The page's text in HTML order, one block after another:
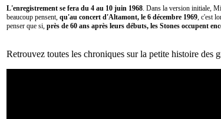
L'enregistrement se fera du 4 au 10 juin 1968. Dans la version initiale,
beaucoup pensent, qu'au concert d'Altamont, le 6 décembre 1969, c'est
penser que si, près de 60 ans après leurs débuts, les Stones occupent
Retrouvez toutes les chroniques sur la petite histoire des